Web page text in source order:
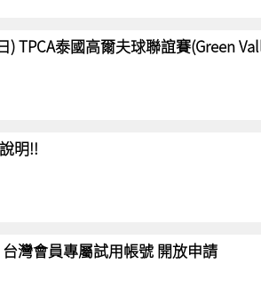
) TPCA泰國高爾夫球聯誼賽(Green
明!!
台灣會員專屬試用帳號 開放申請